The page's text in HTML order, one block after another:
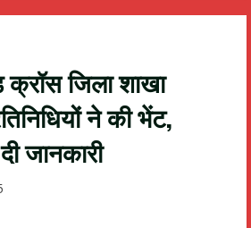
क्रॉस जिला शाखा
ने की भेंट,
जानकारी